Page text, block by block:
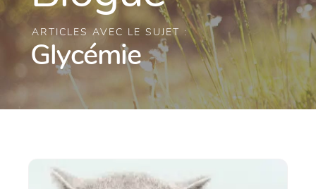
ARTICLES AVEC LE SUJET :
Glycémie